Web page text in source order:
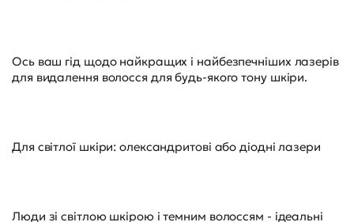
Ось ваш гід щодо найкращих і найбезпечніших лазерів
для видалення волосся для будь-якого тону шкіри.
Для світлої шкіри: олександритові або діодні лазери
Люди зі світлою шкірою і темним волоссям - ідеальні